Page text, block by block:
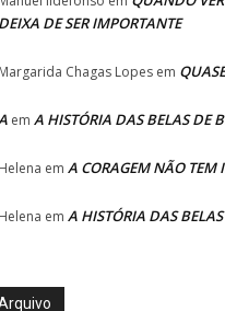
DE SER IMPORTANTE
Chagas Lopes em
em A HISTÓRIA DAS BELAS DE
em A CORAGEM NÃO TEM
em A HISTÓRIA DAS